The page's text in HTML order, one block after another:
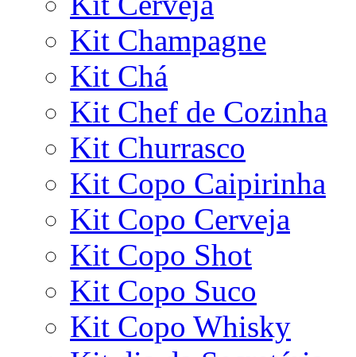
Kit Champagne
Kit Chá
Kit Chef de Cozinha
Kit Churrasco
Kit Copo Caipirinha
Kit Copo Cerveja
Kit Copo Shot
Kit Copo Suco
Kit Copo Whisky